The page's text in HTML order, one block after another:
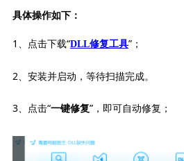
具体操作如下：
1、点击下载“DLL修复工具”；
2、安装并启动，等待扫描完成。
3、点击“一键修复”，即可自动修复；